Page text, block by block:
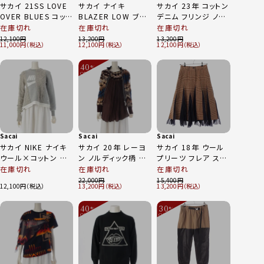
サカイ 21SS LOVE
OVER BLUES コット
ン バックプリント 半
袖Ｔシャツ 21-
0176S ホワイト 1
在庫切れ
12,100
11,000
サカイ ナイキ
BLAZER LOW ブレ
ーザー ロー レザー
スニーカー DM6443
001 ブラック ホワイ
ト 23cm
在庫切れ
13,200
12,100
サカイ 23年 コットン
デニム フリンジ ノー
スリーブ トップス ベ
スト 23-0648 イン
ディゴ 2
在庫切れ
13,200
12,100
Sacai
サカイ NIKE ナイキ
ウール×コットン ドッ
キング ニット トップ
レー XXS
在庫切れ
12,100
40%
OFF
Sacai
サカイ 20年 レーヨ
ン ノルディック柄 ベ
ルベット プリーツドッ
キング ペチコート イ
ンナー付 ジップデザ
イン ブルゾン ブラウ
ン系
在庫切れ
22,000
13,200
Sacai
サカイ 18年 ウール
プリーツ フレア スカ
ート 18-04029 ブラ
ウン×ブルー系 1
在庫切れ
15,400
13,200
40%
OFF
30%
OFF